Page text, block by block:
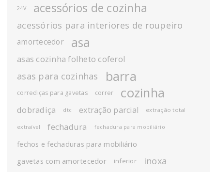
24V acessórios de cozinha
acessórios para interiores de roupeiro
amortecedor asa
asas cozinha folheto coferol
asas para cozinhas barra
corrediças para gavetas correr cozinha
dobradiça dtc extração parcial extração total
extraível fechadura fechadura para mobiliário
fechos e fechaduras para mobiliário
gavetas com amortecedor
inferior inoxa